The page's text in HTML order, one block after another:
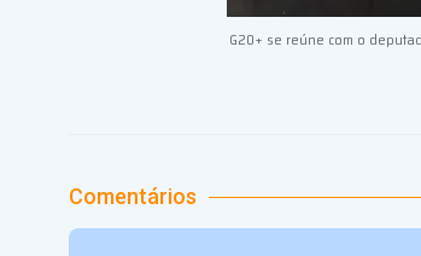
G20+ se reúne com o
Comentários